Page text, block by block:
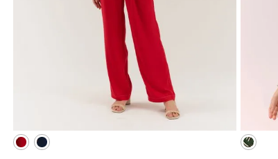
GG
M
ADICIONAR À SACOLA